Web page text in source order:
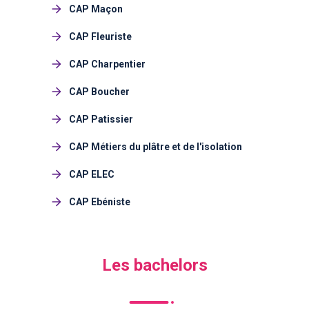
CAP Maçon
CAP Fleuriste
CAP Charpentier
CAP Boucher
CAP Patissier
CAP Métiers du plâtre et de l'isolation
CAP ELEC
CAP Ebéniste
Les bachelors